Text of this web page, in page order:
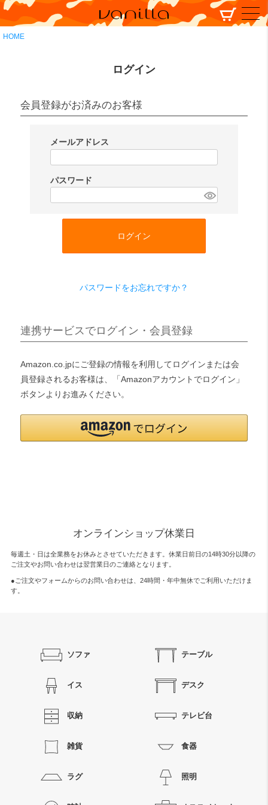
HOME
ログイン
会員登録がお済みのお客様
メールアドレス
須
パスワード
ログイン
パスワードをお忘れですか？
連携サービスでログイン・会員登録
Amazon.co.jpにご登録の情報を利用してログインまたは会
員登録されるお客様は、「Amazonアカウントでログイン」
ボタンよりお進みください。
オンラインショップ休業日
毎週土・日は全業務をお休みとさせていただきます。休業日前日の14時30分以降の
ご注文やお問い合わせは翌営業日のご連絡となります。
●ご注文やフォームからのお問い合わせは、 24時間・年中無休でご利用いただけま
す。
ソファ テーブル
イス デスク
収納 テレビ台
雑貨 食器
ラグ 照明